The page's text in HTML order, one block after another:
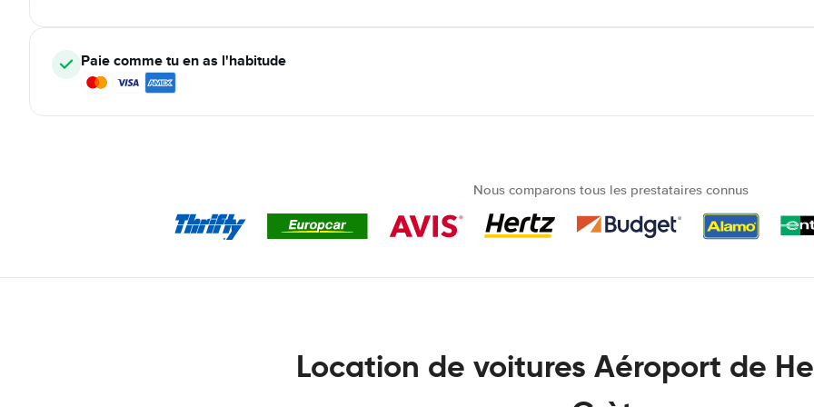
Paie comme tu en as l'habitude
Nous comparons tous les prestataires connus
Location de voitures Aéroport de